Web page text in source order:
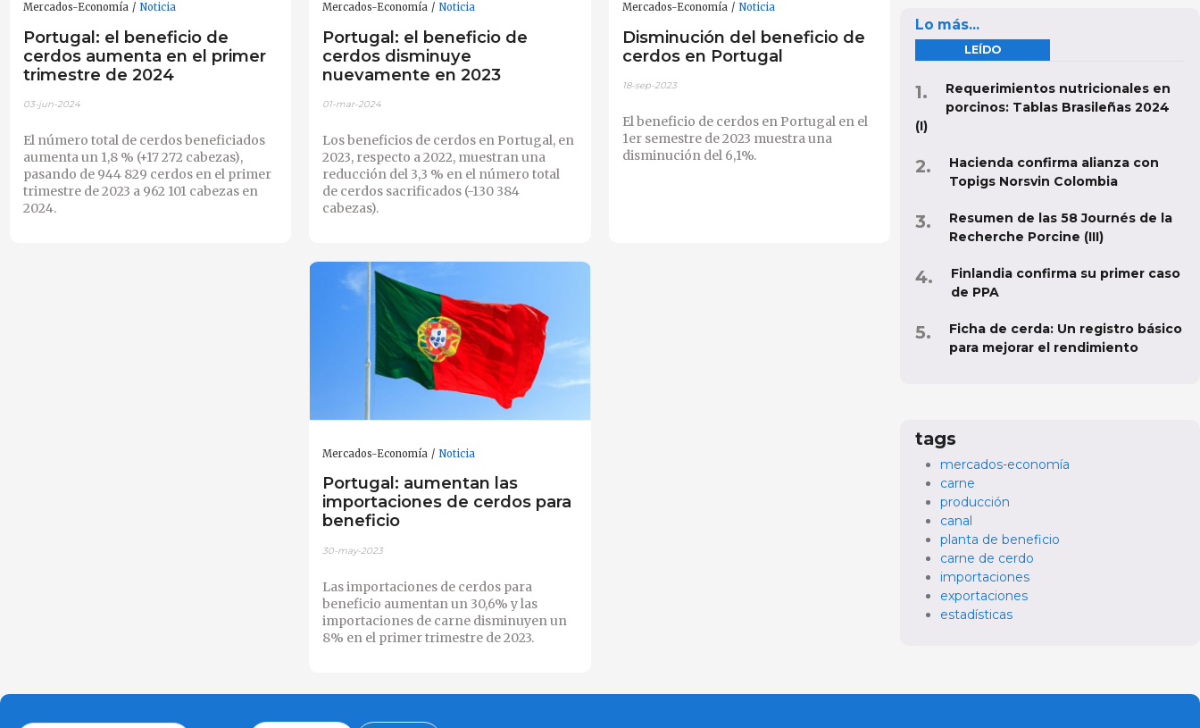
Mercados-Economía Noticia
Portugal: el beneficio de
cerdos aumenta en el primer
trimestre de 2024
03-jun-2024
El número total de cerdos beneficiados
aumenta un 1,8 % (+17 272 cabezas),
pasando de 944 829 cerdos en el primer
trimestre de 2023 a 962 101 cabezas en
2024.
Mercados-Economía Noticia
Portugal: el beneficio de
cerdos disminuye
nuevamente en 2023
01-mar-2024
Los beneficios de cerdos en Portugal, en
2023, respecto a 2022, muestran una
reducción del 3,3 % en el número total
de cerdos sacrificados (-130 384
cabezas).
Mercados-Economía Noticia
Disminución del beneficio de
cerdos en Portugal
18-sep-2023
El beneficio de cerdos en Portugal en el
1er semestre de 2023 muestra una
disminución del 6,1%.
Mercados-Economía Noticia
Portugal: aumentan las
importaciones de cerdos para
beneficio
30-may-2023
Las importaciones de cerdos para
beneficio aumentan un 30,6% y las
importaciones de carne disminuyen un
8% en el primer trimestre de 2023.
Lo más...
LEÍDO
Requerimientos nutricionales en
porcinos: Tablas Brasileñas 2024
(I)
Hacienda confirma alianza con
Topigs Norsvin Colombia
Resumen de las 58 Journés de la
Recherche Porcine (III)
Finlandia confirma su primer caso
de PPA
Ficha de cerda: Un registro básico
para mejorar el rendimiento
tags
mercados-economía
carne
producción
canal
planta de beneficio
carne de cerdo
importaciones
exportaciones
estadísticas